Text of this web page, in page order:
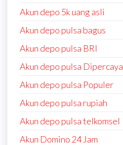
Akun depo 5k uang asli
Akun depo pulsa bagus
Akun depo pulsa BRI
Akun depo pulsa Dipercaya
Akun depo pulsa Populer
Akun depo pulsa rupiah
Akun depo pulsa telkomsel
Akun Domino 24 Jam